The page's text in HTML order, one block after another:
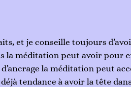
et je conseille toujours
la méditation peut avoir pour
la méditation peut
tendance à avoir la tête